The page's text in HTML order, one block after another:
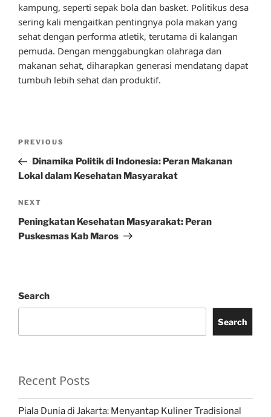
kampung, seperti sepak bola dan basket. Politikus desa
sering kali mengaitkan pentingnya pola makan yang
sehat dengan performa atletik, terutama di kalangan
pemuda. Dengan menggabungkan olahraga dan
makanan sehat, diharapkan generasi mendatang dapat
tumbuh lebih sehat dan produktif.
Previous
Post
PREVIOUS
Dinamika Politik di Indonesia: Peran Makanan
Lokal dalam Kesehatan Masyarakat
Next
Post
NEXT
Peningkatan Kesehatan Masyarakat: Peran
Puskesmas Kab Maros
Search
Search
Recent Posts
Piala Dunia di Jakarta: Menyantap Kuliner Tradisional